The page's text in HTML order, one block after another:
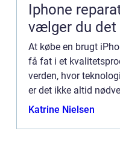
Iphone
vælger du
At købe en brugt
få fat i et
verden, hvor
er det ikke altid
nyeste m...
Katrine Nielsen